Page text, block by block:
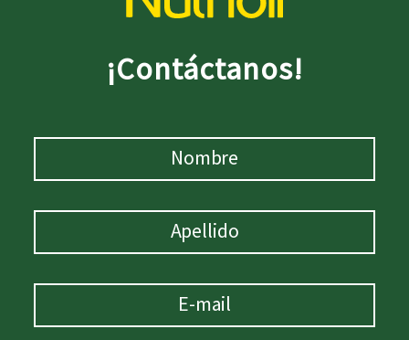
¡Contáctanos!